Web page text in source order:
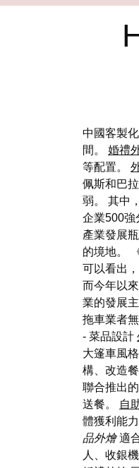
中國客製
間。 婚禮
等配置。
佩斯和巴
弱。 其中
企業500強
產業發展
的境地。
可以看出
而今年以
業的發展
拖車業者
- 菜品設計
大篷車風
構、改造
聯合推出
送餐。
自
體獲利能
品外燴適
人、收銀